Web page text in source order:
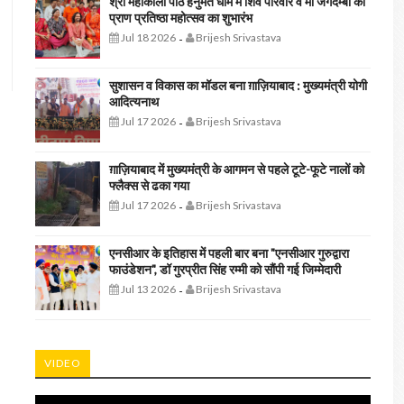
प्राण प्रतिष्ठा महोत्सव का शुभारंभ
Jul 18 2026- Brijesh Srivastava
सुशासन व विकास का मॉडल बना ग़ाज़ियाबाद : ​मुख्यमंत्री योगी
आदित्यनाथ
Jul 17 2026- Brijesh Srivastava
ग़ाज़ियाबाद में मुख्यमंत्री के आगमन से पहले टूटे-फूटे नालों को
फ्लैक्स से ढका गया
Jul 17 2026- Brijesh Srivastava
एनसीआर के इतिहास में पहली बार बना "एनसीआर गुरुद्वारा
फाउंडेशन", डॉ गुरप्रीत सिंह रम्मी को सौंपी गई जिम्मेदारी
Jul 13 2026- Brijesh Srivastava
VIDEO